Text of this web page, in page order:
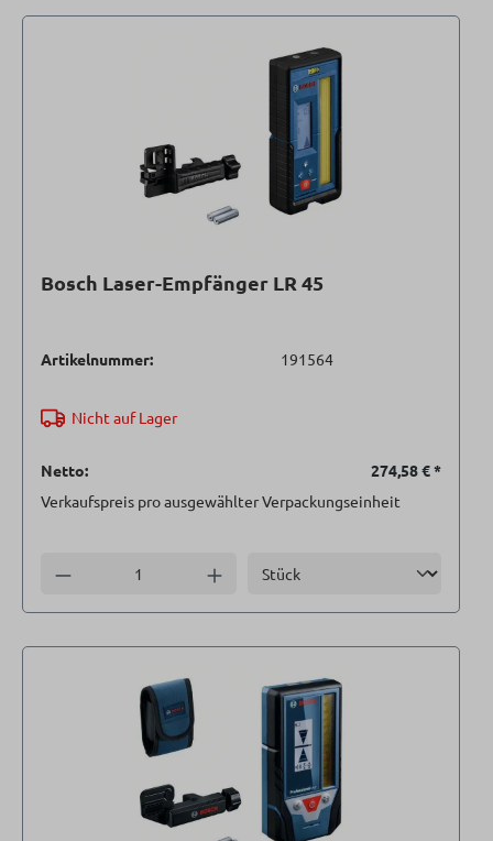
Bosch Laser-Empfänger LR 45
Artikelnummer: 191564
Nicht auf Lager
Netto: 274,58 €*
Verkaufspreis pro ausgewählter Verpackungseinheit
Anzahl verringern Anzahl erhöhen